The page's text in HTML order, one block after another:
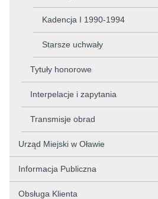
Kadencja I 1990-1994
Starsze uchwały
Tytuły honorowe
Interpelacje i zapytania
Transmisje obrad
Urząd Miejski w Oławie
Informacja Publiczna
Obsługa Klienta